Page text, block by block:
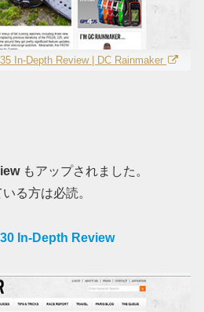
In-Depth Review | DC Rainmaker
もアップされました。
る方は必読。
In-Depth Review